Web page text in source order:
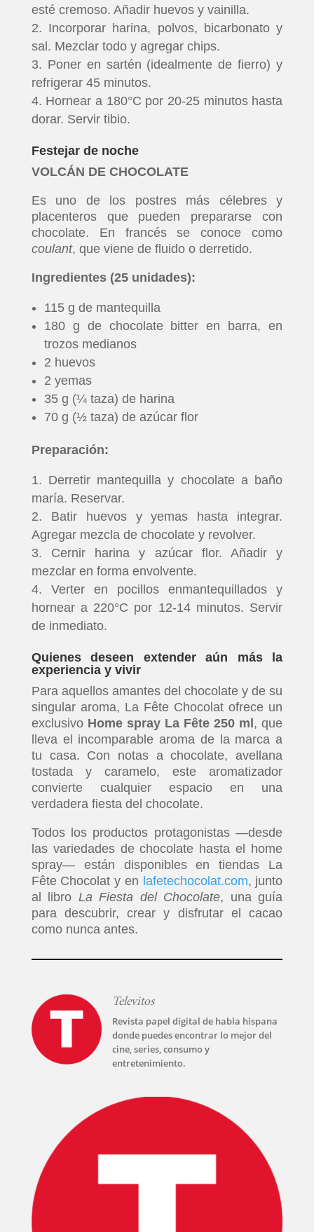
INICIO
PELICULAS
SERIES
TECNOVITOS
EVENTOS
esté cremoso. Añadir huevos y vainilla.
Incorporar harina, polvos, bicarbonato y
sal. Mezclar todo y agregar chips.
Poner en sartén (idealmente de fierro) y
refrigerar 45 minutos.
Hornear a 180°C por 20-25 minutos hasta
dorar. Servir tibio.
Festejar de noche
VOLCÁN DE CHOCOLATE
Es uno de los postres más célebres y
placenteros que pueden prepararse con
chocolate. En francés se conoce como
coulant, que viene de fluido o derretido.
Ingredientes (25 unidades):
115 g de mantequilla
180 g de chocolate bitter en barra, en
trozos medianos
2 huevos
2 yemas
35 g (¼ taza) de harina
70 g (½ taza) de azúcar flor
Preparación:
Derretir mantequilla y chocolate a baño
maría. Reservar.
Batir huevos y yemas hasta integrar.
Agregar mezcla de chocolate y revolver.
Cernir harina y azúcar flor. Añadir y
mezclar en forma envolvente.
Verter en pocillos enmantequillados y
hornear a 220°C por 12-14 minutos. Servir
de inmediato.
Quienes deseen extender aún más la
experiencia y vivir
Para aquellos amantes del chocolate y de su
singular aroma, La Fête Chocolat ofrece un
exclusivo Home spray La Fête 250 ml , que
lleva el incomparable aroma de la marca a
tu casa. Con notas a chocolate, avellana
tostada y caramelo, este aromatizador
convierte cualquier espacio en una
verdadera fiesta del chocolate.
Todos los productos protagonistas —desde
las variedades de chocolate hasta el home
spray— están disponibles en tiendas La
Fête Chocolat y en lafetechocolat.com, junto
al libro La Fiesta del Chocolate, una guía
para descubrir, crear y disfrutar el cacao
como nunca antes.
Televitos
Revista papel digital de habla hispana
donde puedes encontrar lo mejor del
cine, series, consumo y
entretenimiento.